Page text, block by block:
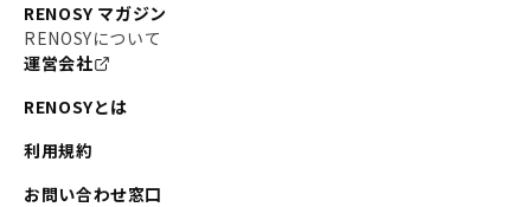
RENOSY マガジン
RENOSYについて
運営会社
RENOSYとは
利用規約
お問い合わせ窓口